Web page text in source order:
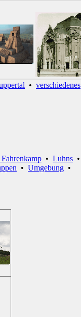
• verschiedenes
• Luhns •
• Umgebung •